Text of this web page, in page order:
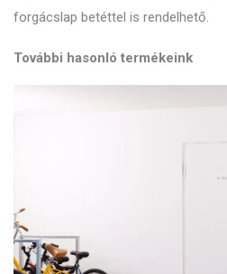
forgácslap betéttel is rendelhető.
További hasonló termékeink